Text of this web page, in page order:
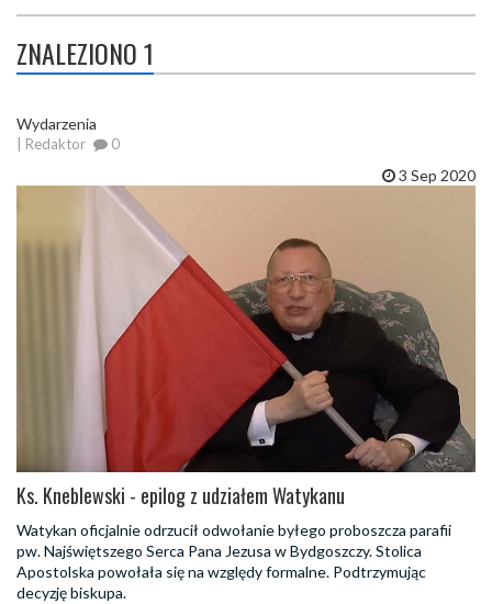
ZNALEZIONO 1
Wydarzenia
| Redaktor 0
3 Sep 2020
Ks. Kneblewski - epilog z udziałem Watykanu
Watykan oficjalnie odrzucił odwołanie byłego proboszcza parafii
pw. Najświętszego Serca Pana Jezusa w Bydgoszczy. Stolica
Apostolska powołała się na względy formalne. Podtrzymując
decyzję biskupa.